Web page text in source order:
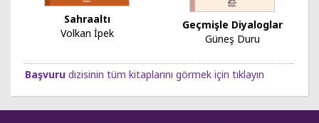
Sahraaltı
Volkan İpek
Geçmişle Diyaloglar
Güneş Duru
Başvuru dizisinin tüm kitaplarını görmek için tıklayın